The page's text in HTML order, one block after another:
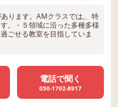
ります。AMクラスでは,、特
。・５領域に沿った多種多様
ごせる教室を目指していま
電話で聞く
050-1792-8917